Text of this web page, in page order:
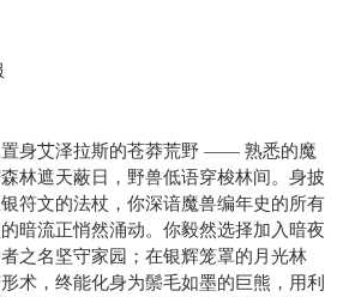
置身艾泽拉斯的苍莽荒野 —— 熟悉的魔
林遮天蔽日，野兽低语穿梭林间。身披
符文的法杖，你深谙魔兽编年史的所有
暗流正悄然涌动。你毅然选择加入暗夜
之名坚守家园；在银辉笼罩的月光林
术，终能化身为鬃毛如墨的巨熊，用利